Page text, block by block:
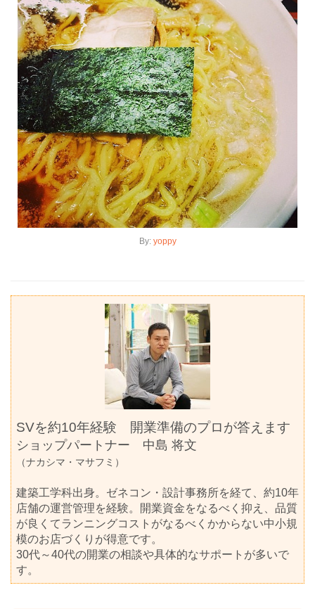
By: yoppy
SVを約10年経験 開業準備のプロが答えます
ショップパートナー 中島 将文
（ナカシマ・マサフミ）
建築工学科出身。ゼネコン・設計事務所を経て、約10年
店舗の運営管理を経験。開業資金をなるべく抑え、品質
が良くてランニングコストがなるべくかからない中小規
模のお店づくりが得意です。
30代～40代の開業の相談や具体的なサポートが多いで
す。